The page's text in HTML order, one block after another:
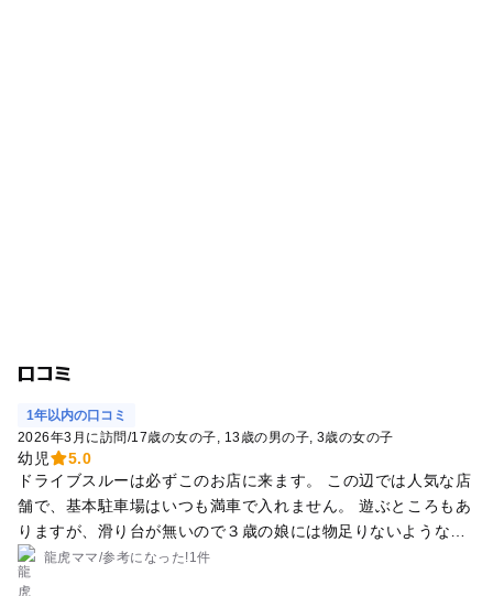
口コミ
1年以内の口コミ
2026年3月に訪問/17歳の女の子 13歳の男の子 3歳の女の子
幼児
5.0
ドライブスルーは必ずこのお店に来ます。 この辺では人気な店
舗で、基本駐車場はいつも満車で入れません。 遊ぶところもあ
りますが、滑り台が無いので３歳の娘には物足りないような感
じです。 最寄りに高校があるため、学生が多く賑やかな感じで
す。２４時間営業してるため便利です。 ご年配な店員さんも多
龍虎ママ/参考に なった!1件